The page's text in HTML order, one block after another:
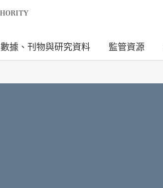
數據、刊物與研究資料 監管資源